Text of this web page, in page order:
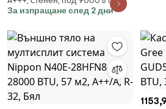
B10S4KVPG-E / RAS-10S4AVPG-E,
Бял
За изпращане след 2 дни